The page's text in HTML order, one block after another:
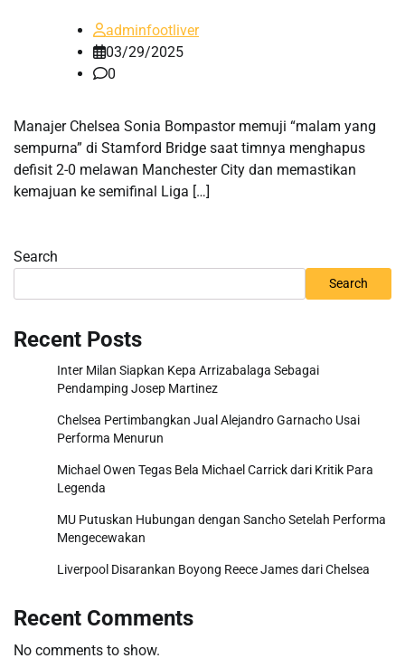
adminfootliver
03/29/2025
0
Manajer Chelsea Sonia Bompastor memuji “malam yang
sempurna” di Stamford Bridge saat timnya menghapus
defisit 2-0 melawan Manchester City dan memastikan
kemajuan ke semifinal Liga […]
Search
Search
Recent Posts
Inter Milan Siapkan Kepa Arrizabalaga Sebagai
Pendamping Josep Martinez
Chelsea Pertimbangkan Jual Alejandro Garnacho Usai
Performa Menurun
Michael Owen Tegas Bela Michael Carrick dari Kritik Para
Legenda
MU Putuskan Hubungan dengan Sancho Setelah Performa
Mengecewakan
Liverpool Disarankan Boyong Reece James dari Chelsea
Recent Comments
No comments to show.